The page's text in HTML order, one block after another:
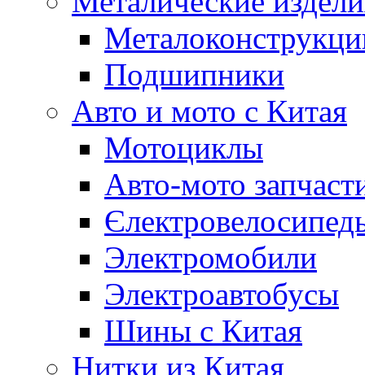
Подшипники
Авто и мото с Китая
Мотоциклы
Авто-мото
Электромобили
Электроавтобусы
Шины с Китая
Нитки из Китая